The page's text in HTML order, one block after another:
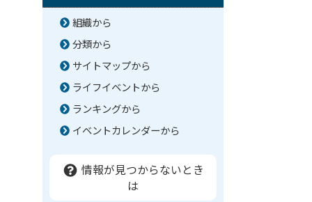
組織から
分類から
サイトマップから
ライフイベントから
ランキングから
イベントカレンダーから
情報が見つからないとき
は